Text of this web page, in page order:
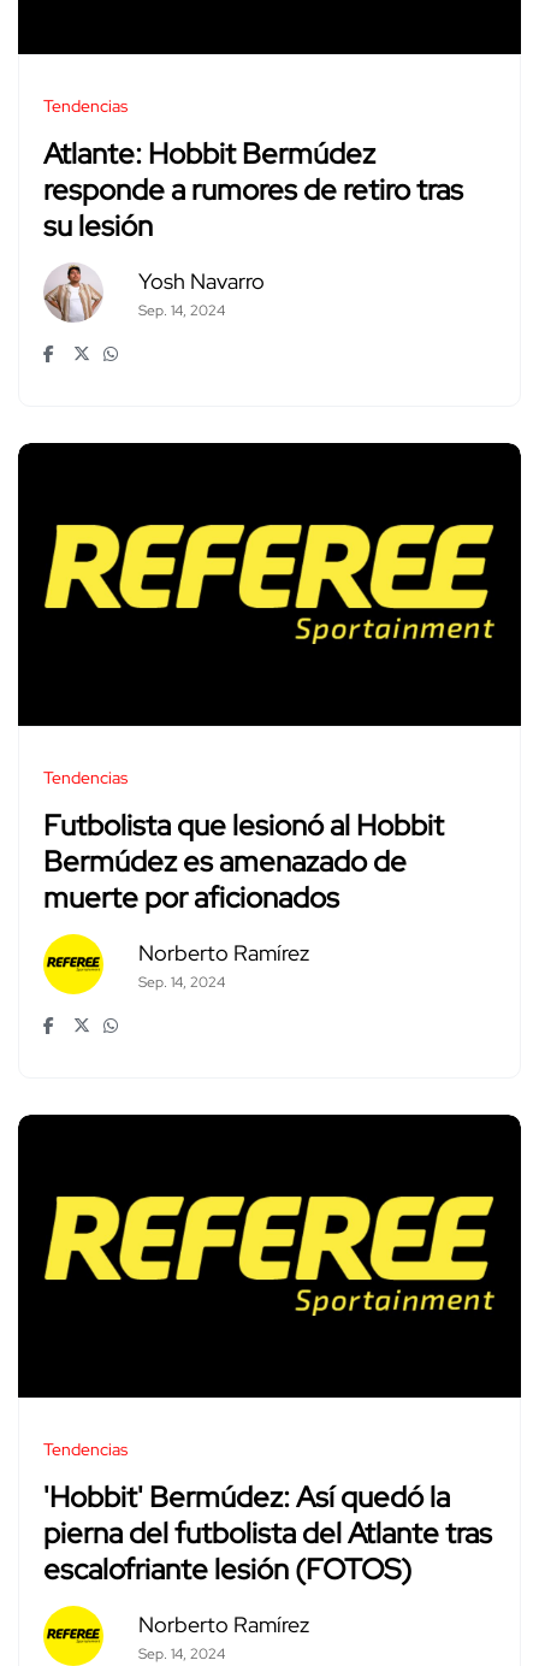
Tendencias
Atlante: Hobbit Bermúdez
responde a rumores de retiro tras
su lesión
Yosh Navarro
Sep. 14, 2024
Tendencias
Futbolista que lesionó al Hobbit
Bermúdez es amenazado de
muerte por aficionados
Norberto Ramírez
Sep. 14, 2024
Tendencias
'Hobbit' Bermúdez: Así quedó la
pierna del futbolista del Atlante tras
escalofriante lesión (FOTOS)
Norberto Ramírez
Sep. 14, 2024